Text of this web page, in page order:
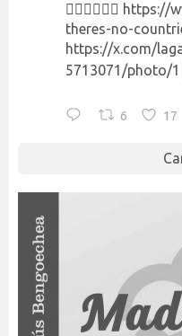
👉🏻👉🏻👉🏻 https://
theres-no-
https://x.com/
5713071/photo/1
6 17